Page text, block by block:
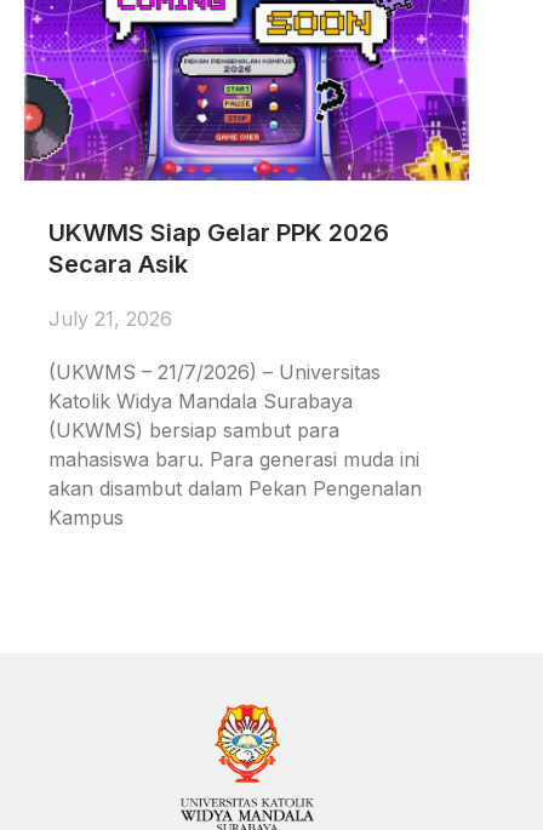
UKWMS Siap Gelar PPK 2026
Secara Asik
July 21, 2026
(UKWMS – 21/7/2026) – Universitas
Katolik Widya Mandala Surabaya
(UKWMS) bersiap sambut para
mahasiswa baru. Para generasi muda ini
akan disambut dalam Pekan Pengenalan
Kampus